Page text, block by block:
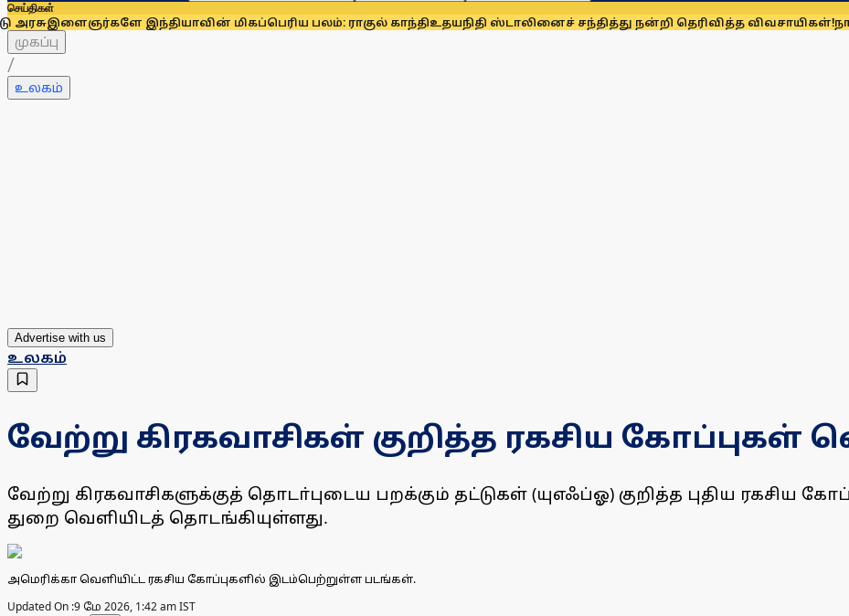
செய்திகள்
இந்தியாவின் மிகப்பெரிய பலம்: ராகுல் காந்திஉதயநிதி ஸ்டாலினைச் சந்தித்து நன்றி தெரிவித்த விவசாயிகள்!நாங்கள்
முகப்பு
/
உலகம்
Advertise with us
உலகம்
வேற்று கிரகவாசிகள் குறித்த ரகசிய கோப்புகள்
வேற்று கிரகவாசிகளுக்குத் தொடா்புடைய பறக்கும் தட்டுகள் (யுஎஃப்ஓ) குறித்த புதிய ரகசிய
துறை வெளியிடத் தொடங்கியுள்ளது.
அமெரிக்கா வெளியிட்ட ரகசிய கோப்புகளில் இடம்பெற்றுள்ள படங்கள்.
Updated On :9 மே 2026, 1:42 am IST